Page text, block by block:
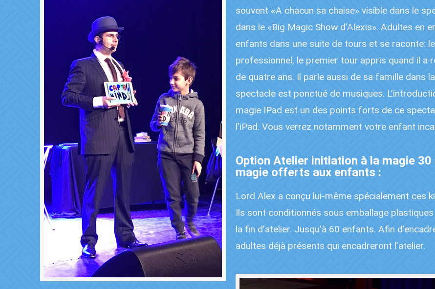
souvent «A chacun sa chaise» visible dans le
dans le «Big Magic Show d’Alexis». Adultes en
enfants dans une suite de tours et se raconte:
professionnel, le premier tour appris quand il a
de quatre ans. Il parle aussi de sa famille dans
spectacle est ponctué de musiques.
magie IPad est un des points forts de ce
l’iPad. Vous verrez notamment votre enfant
Option Atelier initiation à la magie
magie offerts aux enfants :
Lord Alex a conçu lui-même spécialement ces
Ils sont conditionnés sous emballage
la fin d’atelier. Jusqu’à 60 enfants. Afin
adultes déjà présents qui encadreront l’atelier.